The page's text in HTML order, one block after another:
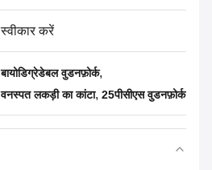
स्वीकार करें
बायोडिग्रेडेबल वुडनफ़ोर्क,
वनस्पत लकड़ी का कांटा, 25पीसीएस वुडनफ़ोर्क